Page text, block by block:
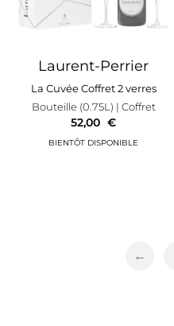
Laurent-Perrier
La Cuvée Coffret 2 verres
Bouteille (0.75L) | Coffret
52,00 €
←